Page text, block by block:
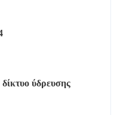
ύδρευσης